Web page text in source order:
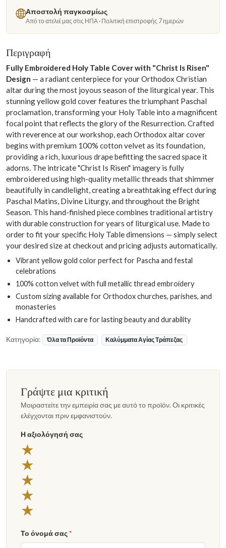
Αποστολή παγκοσμίως
Από το ατελιέ μας στις ΗΠΑ · Πολιτική επιστροφής 7 ημερών
Περιγραφή
Fully Embroidered Holy Table Cover with "Christ Is Risen"
Design — a radiant centerpiece for your Orthodox Christian
altar during the most joyous season of the liturgical year. This
stunning yellow gold cover features the triumphant Paschal
proclamation, transforming your Holy Table into a magnificent
focal point that reflects the glory of the Resurrection. Crafted
with reverence at our workshop, each Orthodox altar cover
begins with premium 100% cotton velvet as its foundation,
providing a rich, luxurious drape befitting the sacred space it
adorns. The intricate "Christ Is Risen" imagery is fully
embroidered using high-quality metallic threads that shimmer
beautifully in candlelight, creating a breathtaking effect during
Paschal Matins, Divine Liturgy, and throughout the Bright
Season. This hand-finished piece combines traditional artistry
with durable construction for years of liturgical use. Made to
order to fit your specific Holy Table dimensions — simply select
your desired size at checkout and pricing adjusts automatically.
Vibrant yellow gold color perfect for Pascha and festal
celebrations
100% cotton velvet with full metallic thread embroidery
Custom sizing available for Orthodox churches, parishes, and
monasteries
Handcrafted with care for lasting beauty and durability
Κατηγορία: Όλα τα Προϊόντα Καλύμματα Αγίας Τράπεζας
Γράψτε μια κριτική
Μοιραστείτε την εμπειρία σας με αυτό το προϊόν. Οι κριτικές
ελέγχονται πριν εμφανιστούν.
Η αξιολόγησή σας
★
★
★
★
★
Το όνομά σας*